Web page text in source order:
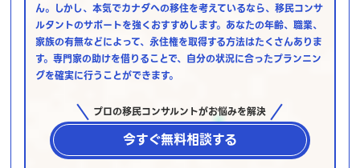
ん。しかし、本気でカナダへの移住を考えているなら、移民コンサ
ルタントのサポートを強くおすすめします。あなたの年齢、職業、
家族の有無などによって、永住権を取得する方法はたくさんありま
す。専門家の助けを借りることで、自分の状況に合ったプランニン
グを確実に行うことができます。
プロの移民コンサルントがお悩みを解決
今すぐ無料相談する